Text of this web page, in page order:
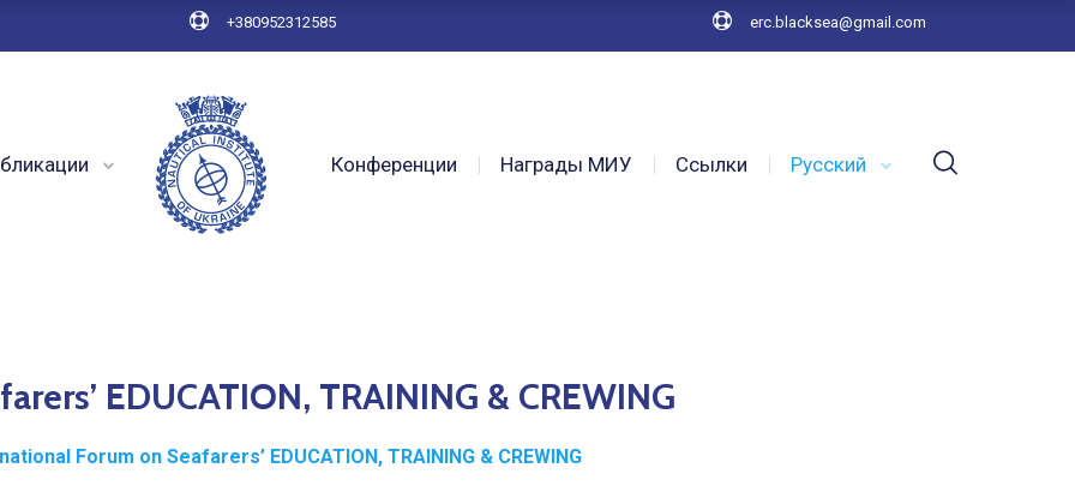
+380952312585 erc.blacksea@gmail.com
Конференции Награды МИУ Ссылки Русский
EDUCATION, TRAINING & CREWING
Forum on Seafarers’ EDUCATION, TRAINING & CREWING